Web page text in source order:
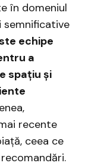
în domeniul
semnificative
echipe
a
spațiu și
recente
ceea ce